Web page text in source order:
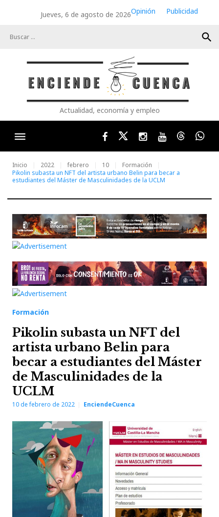
Jueves, 6 de agosto de 2026Opinión
Publicidad
search
Actualidad, economía y empleo
FacebookTwitterInstagram
YoutubeThreads
Inicio 2022 febrero 10
Formación
Pikolin subasta un NFT del artista urbano Belin para becar a
estudiantes del Máster de Masculinidades de la UCLM
Formación
Pikolin subasta un NFT del
artista urbano Belin para
becar a estudiantes del Máster
de Masculinidades de la
UCLM
10 de febrero de 2022 EnciendeCuenca